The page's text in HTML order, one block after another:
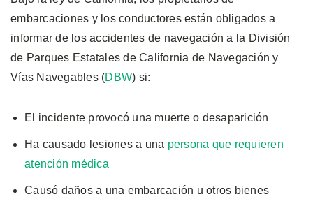
embarcaciones y los conductores están obligados a
informar de los accidentes de navegación a la División
de Parques Estatales de California de Navegación y
Vías Navegables (DBW) si:
El incidente provocó una muerte o desaparición
Ha causado lesiones a una persona que requieren
atención médica
Causó daños a una embarcación u otros bienes